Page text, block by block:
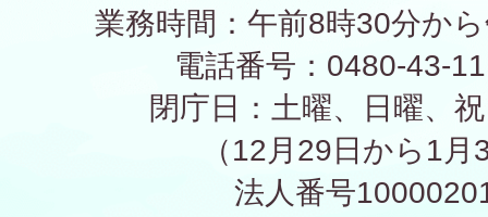
業務時間：午前8時30分か
電話番号：0480-43-
閉庁日：土曜、日曜、
（12月29日から1
法人番号